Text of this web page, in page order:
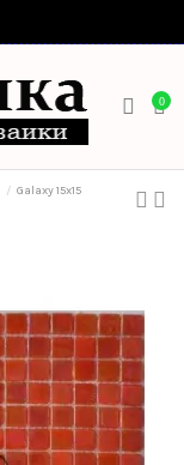
0
Galaxy 15x15